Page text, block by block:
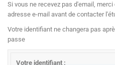
Si vous ne recevez pas d'email,
adresse e-mail avant de contacter
Votre identifiant ne changera pas
passe
Votre identifiant